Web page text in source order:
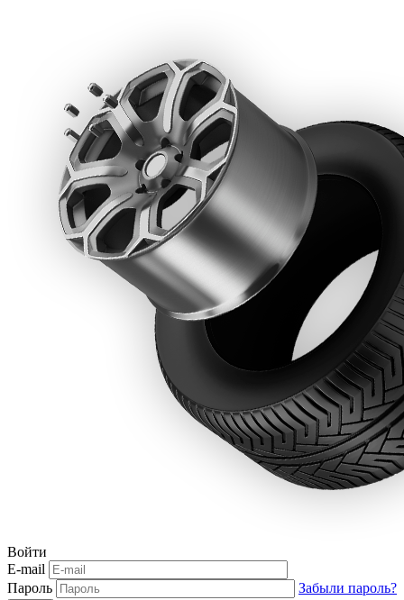
Войти
E-mail
Пароль
Забыли пароль?